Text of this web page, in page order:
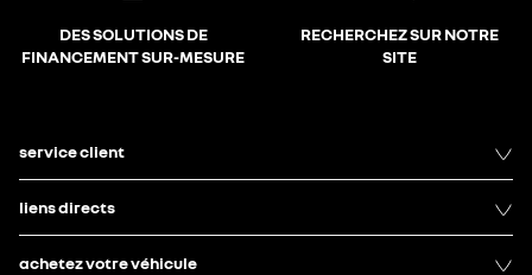
DES SOLUTIONS DE
FINANCEMENT SUR-MESURE
RECHERCHEZ SUR NOTRE
SITE
service client
liens directs
achetez votre véhicule